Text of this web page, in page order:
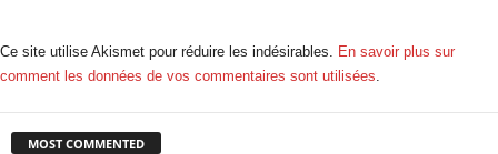
Ce site utilise Akismet pour réduire les indésirables. En savoir plus sur
comment les données de vos commentaires sont utilisées.
MOST COMMENTED